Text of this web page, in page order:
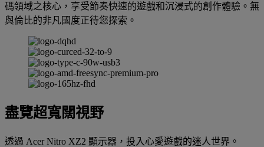
碼領域之核心，享受節奏快速的遊戲和沉浸式的創作體驗。無
與倫比的非凡國度正待您探索。
盡覽超寬闊視野
透過 Acer Nitro XZ2 顯示器，投入心愛遊戲的迷人世界。